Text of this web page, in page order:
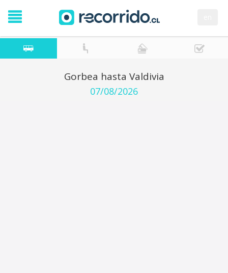
Gorbea hasta Valdivia
07/08/2026